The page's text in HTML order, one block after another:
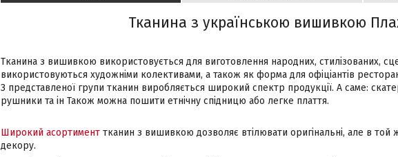
Тканина з українською вишивкою
Тканина з вишивкою використовується для виготовлення народних, стилізованих,
використовуються художніми колективами, а також як форма для офіціантів
З представленої групи тканин виробляється широкий спектр продукції. А саме:
рушники та ін Також можна пошити етнічну спідницю або легке плаття.
Широкий асортимент тканин з вишивкою дозволяє втілювати оригінальні, але в той
декору.